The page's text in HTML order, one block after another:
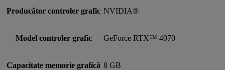
Producător controler grafic NVIDIA®
Model controler grafic GeForce RTX™ 4070
Capacitate memorie grafică 8 GB